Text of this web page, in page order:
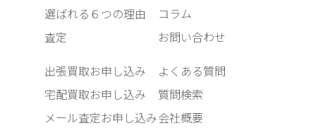
選ばれる６つの理由
査定
コラム
お問い合わせ
出張買取お申し込み
宅配買取お申し込み
メール査定お申し込み
よくある質問
質問検索
会社概要